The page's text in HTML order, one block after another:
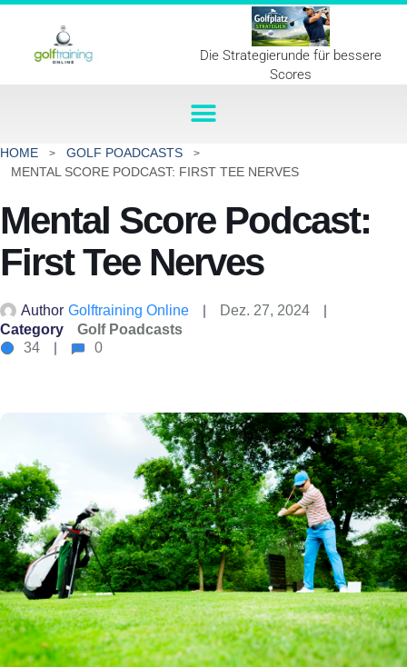
Die Strategierunde für bessere
Scores
HOME
GOLF POADCASTS
MENTAL SCORE PODCAST: FIRST TEE NERVES
Mental Score Podcast:
First Tee Nerves
Author Golftraining Online
Dez. 27, 2024
Category
Golf Poadcasts
34
0